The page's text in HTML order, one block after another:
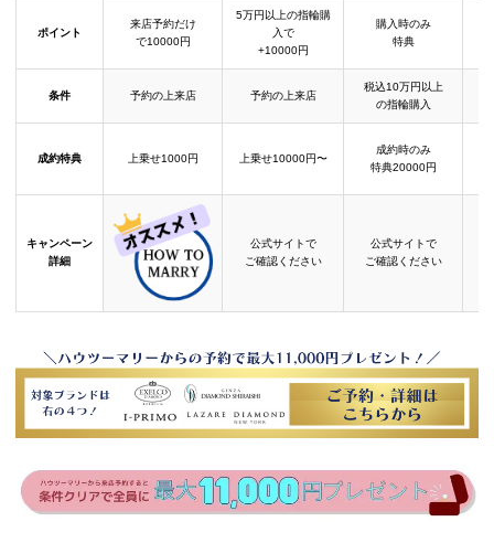
ポイント
来店予約だけ
で10000円
5万円以上の指輪購
入で
+10000円
購入時のみ
特典
条件 予約の上来店 予約の上来店
税込10万円以上
の指輪購入
成約特典 上乗せ1000円 上乗せ10000円〜
成約時のみ
特典20000円
キャンペーン
詳細
公式サイトで
ご確認ください
公式サイトで
ご確認ください